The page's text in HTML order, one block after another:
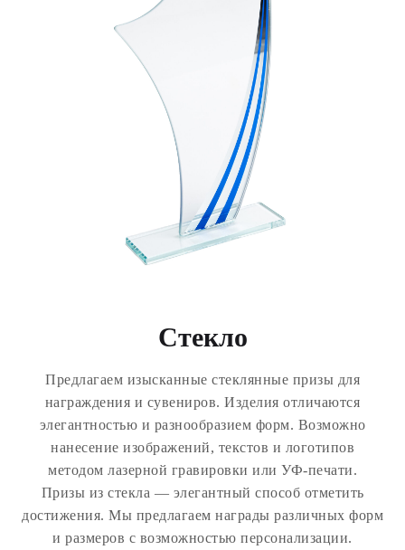
Стекло
Предлагаем изысканные стеклянные призы для
награждения и сувениров. Изделия отличаются
элегантностью и разнообразием форм. Возможно
нанесение изображений, текстов и логотипов
методом лазерной гравировки или УФ-печати.
Призы из стекла — элегантный способ отметить
достижения. Мы предлагаем награды различных форм
и размеров с возможностью персонализации.